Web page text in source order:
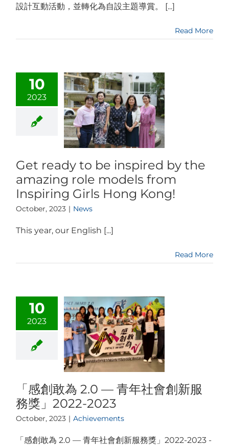
設計互動活動，並轉化為自設主題導賞。 [...]
Read More
10
2023
Get ready to be inspired by the
amazing role models from
Inspiring Girls Hong Kong!
October, 2023 | News
This year, our English [...]
Read More
10
2023
「感創敢為 2.0 — 青年社會創新服
務獎」2022-2023
October, 2023 | Achievements
「感創敢為 2.0 — 青年社會創新服務獎」2022-2023 -